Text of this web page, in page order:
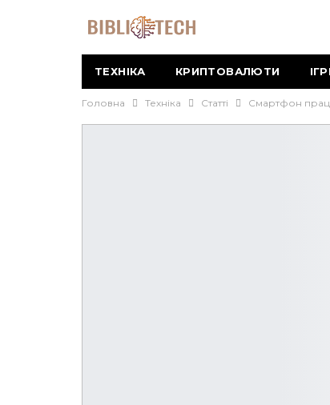
ТЕХНІКА КРИПТОВАЛЮТИ
Головна Техніка Статті Смартфон